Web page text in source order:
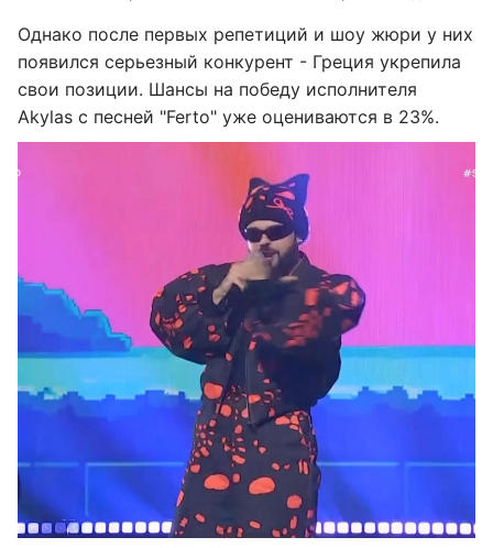
Однако после первых репетиций и шоу жюри у них
появился серьезный конкурент - Греция укрепила
свои позиции. Шансы на победу исполнителя
Akylas с песней "Ferto" уже оцениваются в 23%.